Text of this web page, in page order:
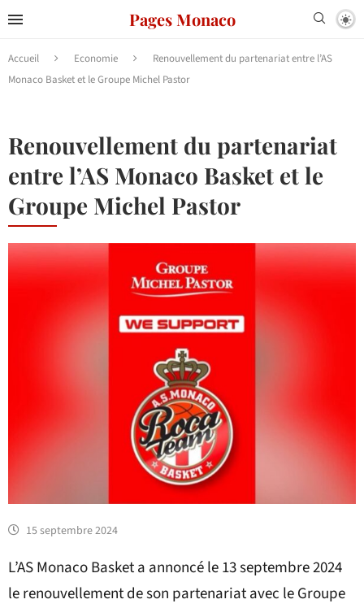
Pages Monaco
Accueil Economie
Renouvellement du partenariat entre l’AS
Monaco Basket et le Groupe Michel Pastor
Renouvellement du partenariat
entre l’AS Monaco Basket et le
Groupe Michel Pastor
15 septembre 2024
L’AS Monaco Basket a annoncé le 13 septembre 2024
le renouvellement de son partenariat avec le Groupe